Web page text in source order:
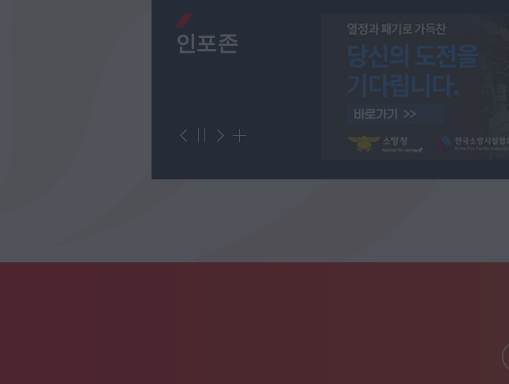
인포존